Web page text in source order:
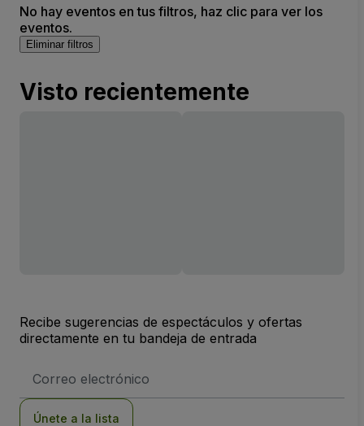
No hay eventos en tus filtros, haz clic para ver los
eventos.
Eliminar filtros
Visto recientemente
Recibe sugerencias de espectáculos y ofertas
directamente en tu bandeja de entrada
de
Únete a la lista